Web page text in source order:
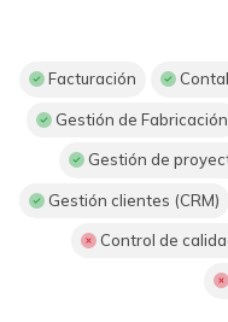
Facturación
Gestión de Fabricación
Gestión de
Gestión clientes (CRM)
Control de